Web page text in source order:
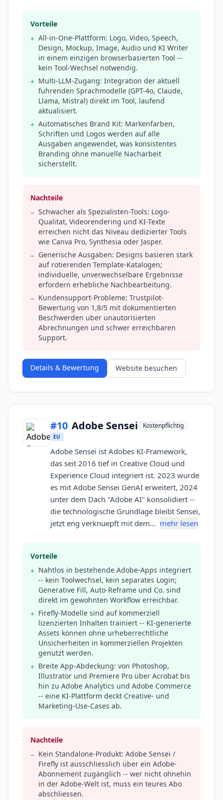
Vorteile
+ All-in-One-Plattform: Logo, Video, Speech,
Design, Mockup, Image, Audio und KI Writer
in einem einzigen browserbasierten Tool --
kein Tool-Wechsel notwendig.
+ Multi-LLM-Zugang: Integration der aktuell
fuhrenden Sprachmodelle (GPT-4o, Claude,
Llama, Mistral) direkt im Tool, laufend
aktualisiert.
+ Automatisches Brand Kit: Markenfarben,
Schriften und Logos werden auf alle
Ausgaben angewendet, was konsistentes
Branding ohne manuelle Nacharbeit
sicherstellt.
Nachteile
− Schwacher als Spezialisten-Tools: Logo-
Qualitat, Videorendering und KI-Texte
erreichen nicht das Niveau dedizierter Tools
wie Canva Pro, Synthesia oder Jasper.
− Generische Ausgaben: Designs basieren stark
auf rotierenden Template-Katalogen;
individuelle, unverwechselbare Ergebnisse
erfordern erhebliche Nachbearbeitung.
− Kundensupport-Probleme: Trustpilot-
Bewertung von 1,8/5 mit dokumentierten
Beschwerden uber unautorisierten
Abrechnungen und schwer erreichbaren
Support.
Details & Bewertung Website besuchen
#10 Adobe Sensei Kostenpflichtig
EU
Adobe Sensei ist Adobes KI-Framework,
das seit 2016 tief in Creative Cloud und
Experience Cloud integriert ist. 2023 wurde
es mit Adobe Sensei GenAI erweitert, 2024
unter dem Dach "Adobe AI" konsolidiert --
die technologische Grundlage bleibt Sensei,
jetzt eng verknuepft mit dem… mehr lesen
Vorteile
+ Nahtlos in bestehende Adobe-Apps integriert
-- kein Toolwechsel, kein separates Login;
Generative Fill, Auto-Reframe und Co. sind
direkt im gewohnten Workflow erreichbar.
+ Firefly-Modelle sind auf kommerziell
lizenzierten Inhalten trainiert -- KI-generierte
Assets können ohne urheberrechtliche
Unsicherheiten in kommerziellen Projekten
genutzt werden.
+ Breite App-Abdeckung: von Photoshop,
Illustrator und Premiere Pro über Acrobat bis
hin zu Adobe Analytics und Adobe Commerce
-- eine KI-Plattform deckt Creative- und
Marketing-Use-Cases ab.
Nachteile
− Kein Standalone-Produkt: Adobe Sensei /
Firefly ist ausschliesslich über ein Adobe-
Abonnement zugänglich -- wer nicht ohnehin
in der Adobe-Welt ist, muss ein teures Abo
abschliessen.